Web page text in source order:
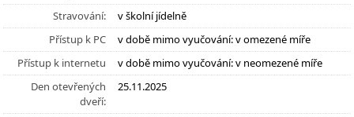
Stravování:
v školní jídelně
Přístup k PC
v době mimo vyučování: v omezené míře
Přístup k internetu
v době mimo vyučování: v neomezené míře
Den otevřených
dveří:
25.11.2025